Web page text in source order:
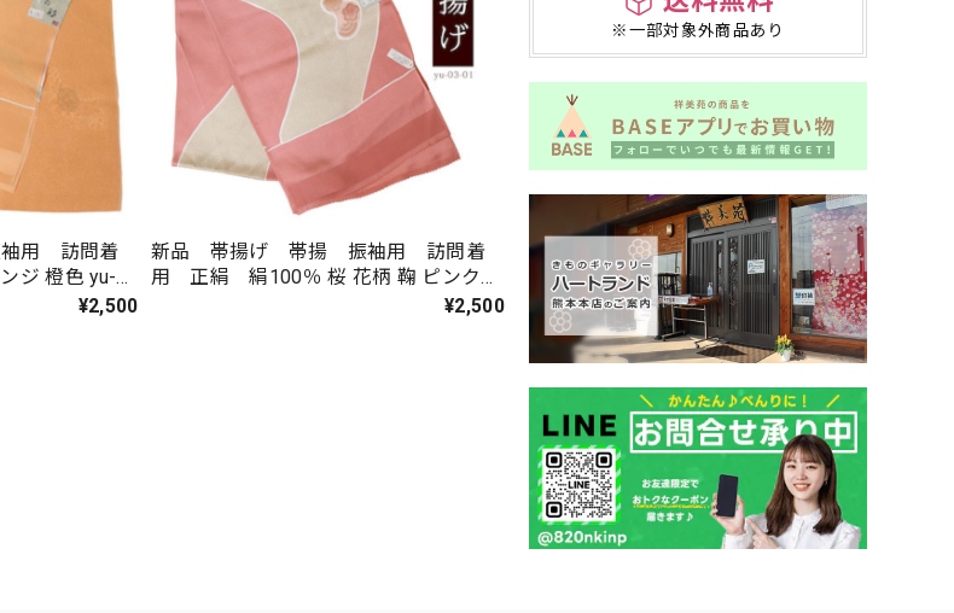
※一部対象外商品あり
用 訪問着
ジ 橙色 yu-
¥2,500
新品 帯揚げ 帯揚 振袖用 訪問着
用 正絹 絹100％ 桜 花柄 鞠 ピンク
¥2,500